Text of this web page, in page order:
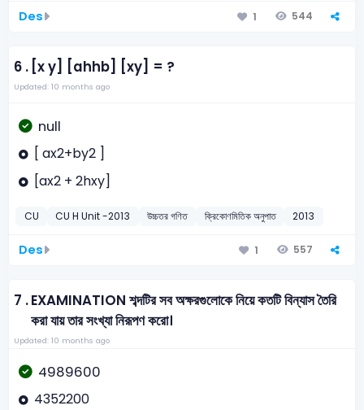
Des 1 544
6 . [x y] [ahhb] [xy] = ?
Updated: 10 months ago
null
[ ax2+by2 ]
[ax2 + 2hxy]
CU CU H Unit -2013 উচ্চতর গণিত ক্রিকোণমিতিক অনুপাত 2013
Des 1 557
7 .EXAMINATION শব্দটির সব অক্ষরগুলোকে নিয়ে কতটি বিন্যাস তৈরি
করা যায় তার সংখ্যা নিরূপণ করো।
Updated: 10 months ago
4989600
4352200